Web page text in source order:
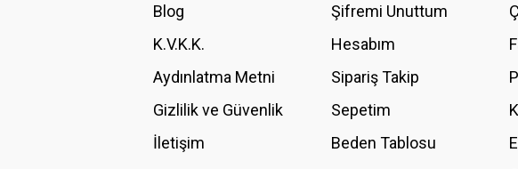
Ürün fiyatı diğer sitelerden daha pahalı.
Bu ürüne benzer farklı alternatifler olmalı.
Blog
K.V.K.K.
Aydınlatma Metni
Gizlilik ve Güvenlik
İletişim
Şifremi Unuttum
Hesabım
Sipariş Takip
Sepetim
Beden Tablosu